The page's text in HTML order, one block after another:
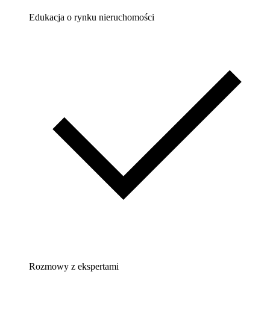
Edukacja o rynku nieruchomości
Rozmowy z ekspertami